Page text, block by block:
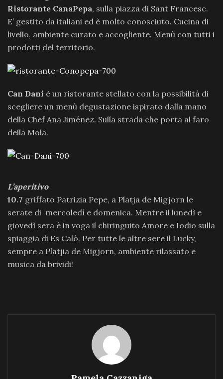
Ristorante CanaPepa, sulla piazza di Sant Francesc.
E’ gestito da italiani ed è molto conosciuto. Cucina di
livello, ambiente curato e accogliente. Menù con tutti i
prodotti del territorio.
Can Dani è un ristorante stellato con la possibilità di
scegliere un menù degustazione ispirato dalla mano
della Chef Ana Jiménez. Sulla strada che porta al faro
della Mola.
L’aperitivo
10.7 griffato Patrizia Pepe, a Platja de Migjorn le
serate di mercoledì e domenica. Mentre il lunedì e
giovedì sera è in voga il chiringuito Amore e Iodio sulla
spiaggia di Es Calò. Per tutte le altre sere il Lucky,
sempre a Platjia de Migjorn, ambiente rilassato e
musica da brividi!